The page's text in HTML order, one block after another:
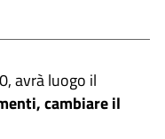
avrà luogo il
cambiare il